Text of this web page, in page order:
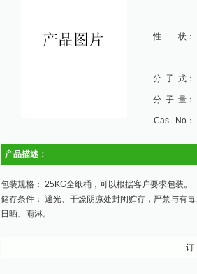
性 状：
分 子 式：
分 子 量：
Cas No：
产品描述：
包装规格： 25KG全纸桶，可以根据客户要求包装。
储存条件： 避光、干燥阴凉处封闭贮存，严禁与有
日晒、雨淋。